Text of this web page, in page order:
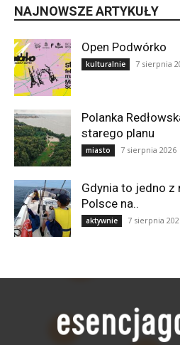
NAJNOWSZE ARTYKUŁY
Open Podwórko
kulturalnie 7 sierpnia
Polanka
starego planu
miasto 7 sierpnia 2026
Gdynia to jedno
Polsce na..
aktywnie 7 sierpnia